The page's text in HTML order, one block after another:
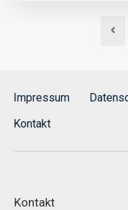
Impressum
Kontakt
Kontakt